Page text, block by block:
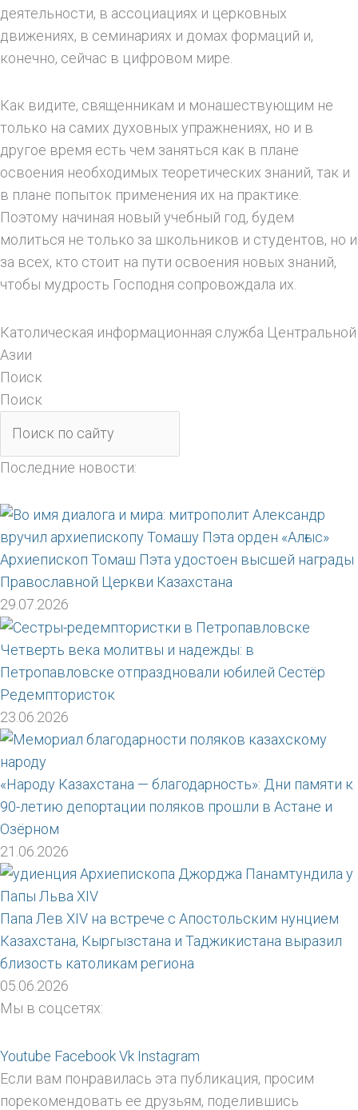
деятельности, в ассоциациях и церковных
движениях, в семинариях и домах формаций и,
конечно, сейчас в цифровом мире.
Как видите, священникам и монашествующим не
только на самих духовных упражнениях, но и в
другое время есть чем заняться как в плане
освоения необходимых теоретических знаний, так и
в плане попыток применения их на практике.
Поэтому начиная новый учебный год, будем
молиться не только за школьников и студентов, но и
за всех, кто стоит на пути освоения новых знаний,
чтобы мудрость Господня сопровождала их.
Католическая информационная служба Центральной
Азии
Поиск
Поиск
Последние новости:
Архиепископ Томаш Пэта удостоен высшей награды
Православной Церкви Казахстана
29.07.2026
Четверть века молитвы и надежды: в
Петропавловске отпраздновали юбилей Сестёр
Редемптористок
23.06.2026
«Народу Казахстана — благодарность»: Дни памяти к
90-летию депортации поляков прошли в Астане и
Озёрном
21.06.2026
Папа Лев XIV на встрече с Апостольским нунцием
Казахстана, Кыргызстана и Таджикистана выразил
близость католикам региона
05.06.2026
Мы в соцсетях:
Youtube FacebookVk Instagram
Если вам понравилась эта публикация, просим
порекомендовать ее друзьям, поделившись